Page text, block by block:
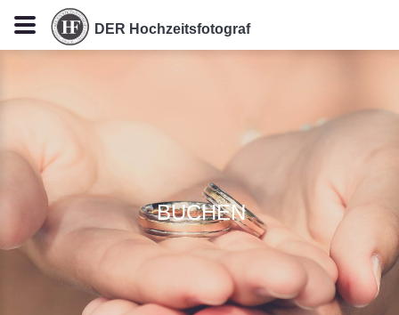
DER Hochzeitsfotograf
BUCHEN